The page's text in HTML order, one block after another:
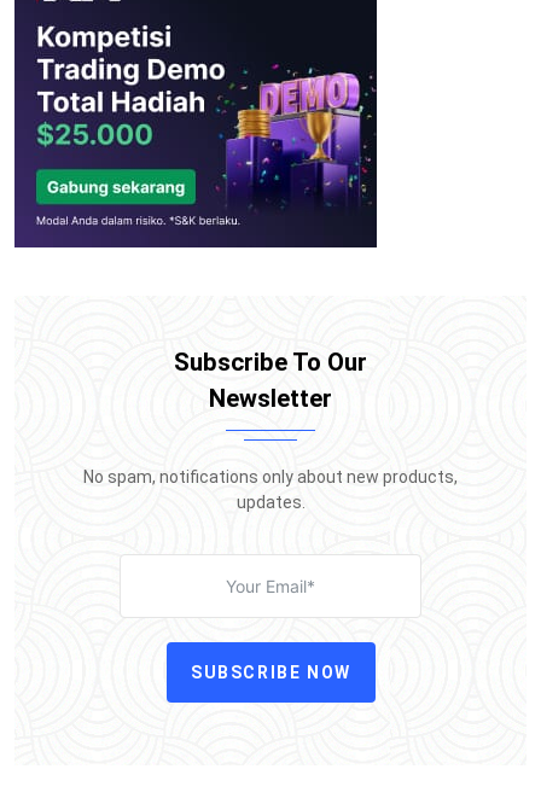
Subscribe To Our
Newsletter
No spam, notifications only about new products,
updates.
SUBSCRIBE NOW